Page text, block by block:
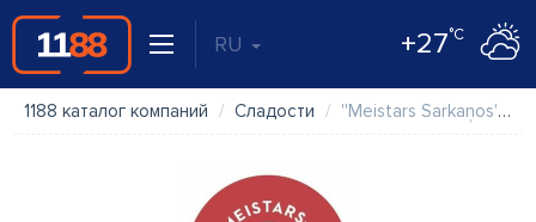
RU +27°C
1188 каталог компаний Сладости ''Meistars Sarkaņos'', konfektes bez cukura